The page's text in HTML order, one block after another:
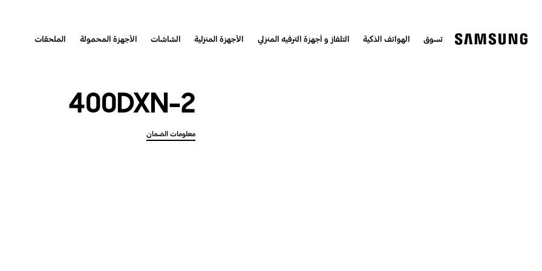
تسوق الهواتف الذكية التلفاز و أجهزة الترفيه المنزلي الأجهزة المنزلية الشاشات الأجهزة المحمولة الملحقات
400DXN-2
معلومات الضمان